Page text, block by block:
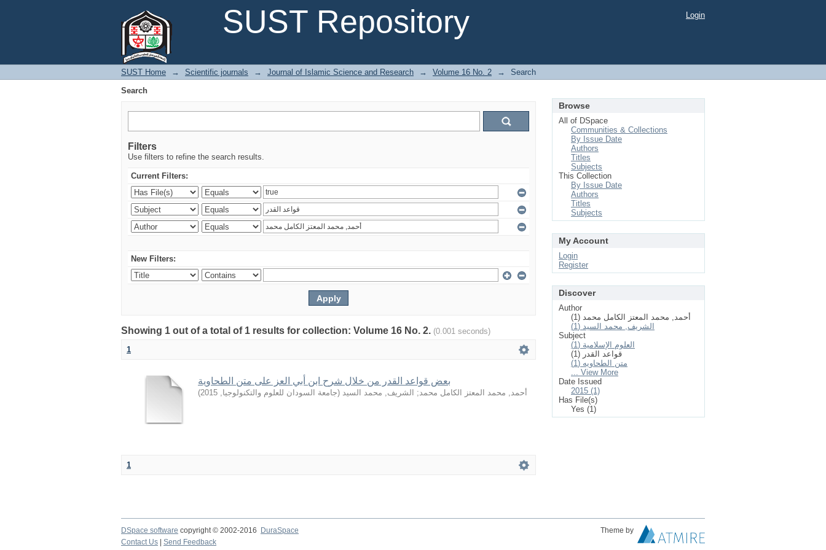
SUST Repository
Login
SUST Home → Scientific journals → Journal of Islamic Science and Research → Volume 16 No. 2 →
Search
Search
Filters
Use filters to refine the search results.
Current Filters:
New Filters:
Showing 1 out of a total of 1 results for collection: Volume 16 No. 2. (0.001 seconds)
1
بعض قواعد القدر من خلال شرح ابن أبي العز على متن الطحاوية
أحمد, محمد المعتز الكامل محمد; الشريف, محمد السيد (جامعة السودان للعلوم والتكنولوجيا,
2015
)
1
Browse
All of DSpace
Communities & Collections
By Issue Date
Authors
Titles
Subjects
This Collection
By Issue Date
Authors
Titles
Subjects
My Account
Login
Register
Discover
Author
أحمد, محمد المعتز الكامل محمد (1)
الشريف, محمد السيد (1)
Subject
العلوم الإسلامیة (1)
قواعد القدر (1)
متن الطحاويه (1)
... View More
Date Issued
2015 (1)
Has File(s)
Yes (1)
DSpace software copyright © 2002-2016 DuraSpace
Theme by
Contact Us
Send Feedback